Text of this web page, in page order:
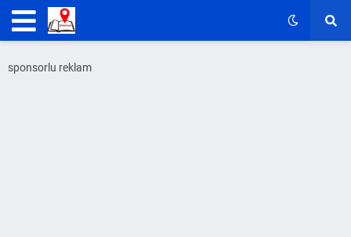
sponsorlu reklam